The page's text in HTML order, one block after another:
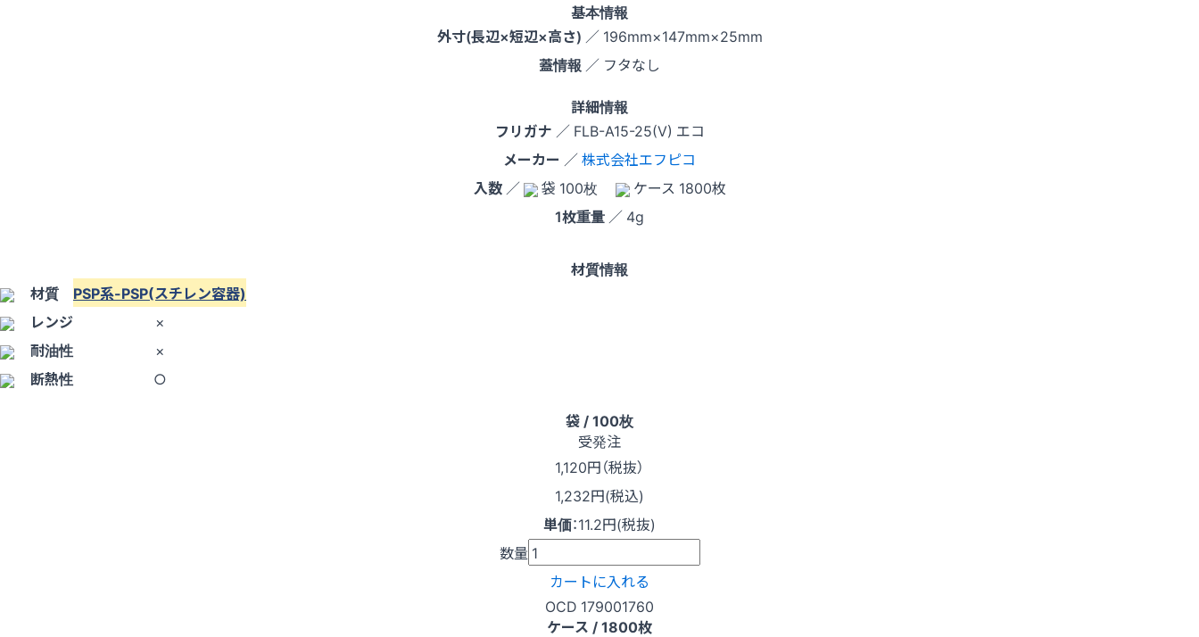
基本情報
外寸(長辺×短辺×高さ) ／ 196mm×147mm×25mm
蓋情報 ／ フタなし
詳細情報
フリガナ ／ FLB-A15-25(V) エコ
メーカー ／株式会社エフピコ
入数／ 袋 100枚
ケース 1800枚
1枚重量 ／ 4g
材質情報
材質 PSP系-PSP(スチレン容器)
レンジ
×
耐油性
×
断熱性
○
袋 / 100枚
受発注
1,120円（税抜）
1,232円(税込)
単価：11.2円(税抜)
数量
カートに入れる
OCD 179001760
ケース / 1800枚